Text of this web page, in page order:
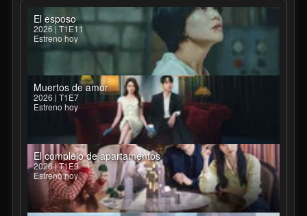
El esposo
2026 | T1E11
Estreno hoy
Muertos de amor
2026 | T1E7
Estreno hoy
El complejo de apartamentos
2026 | T1E9
Estreno hoy